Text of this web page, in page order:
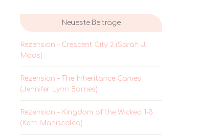
Neueste Beiträge
Rezension – Crescent City 2 (Sarah J.
Maas)
Rezension – The Inheritance Games
(Jennifer Lynn Barnes)
Rezension – Kingdom of the Wicked 1-3
(Kerri Maniscalco)